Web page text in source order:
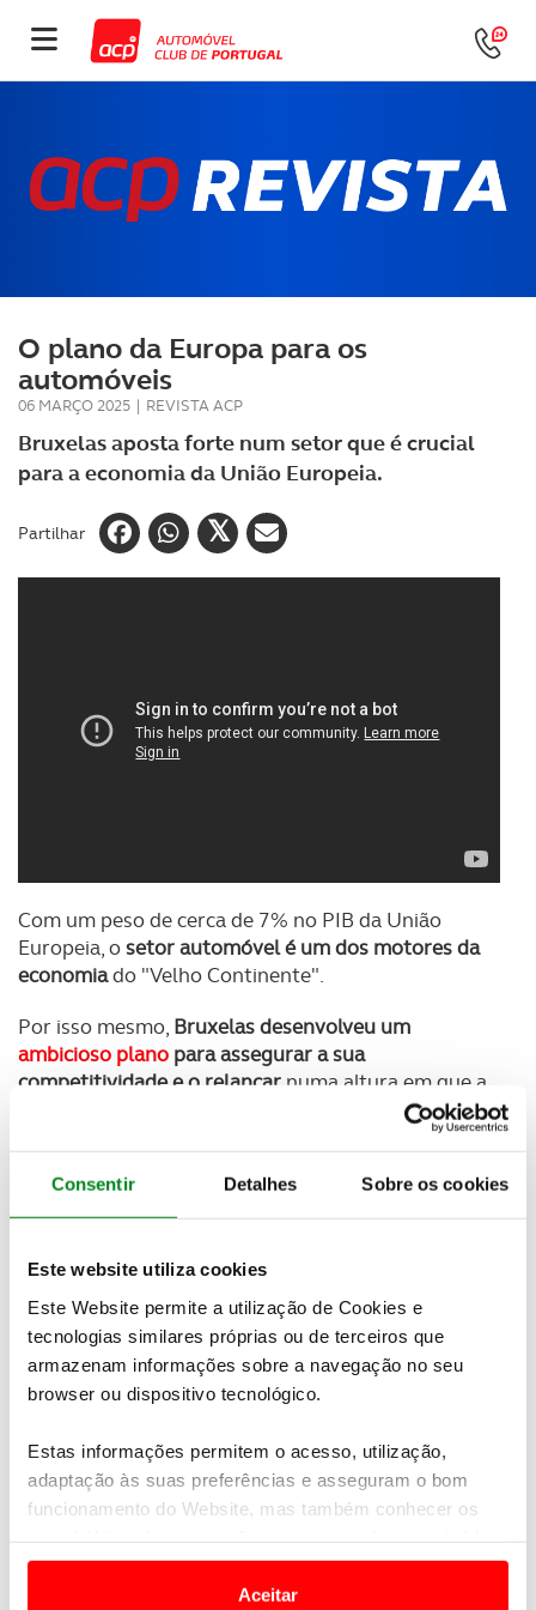
Consentir Detalhes Sobre os cookies
Este website utiliza cookies
Este Website permite a utilização de Cookies e
tecnologias similares próprias ou de terceiros que
armazenam informações sobre a navegação no seu
browser ou dispositivo tecnológico.
Estas informações permitem o acesso, utilização,
adaptação às suas preferências e asseguram o bom
funcionamento do Website, mas também conhecer os
e anúncios de modo a promover produtos e/ou serviços.
Aceitar
O plano da Europa para os
automóveis
06 MARÇO 2025 | REVISTA ACP
Bruxelas aposta forte num setor que é crucial
para a economia da União Europeia.
Partilhar
Com um peso de cerca de 7% no PIB da União
Europeia, osetor automóvel é um dos motores da
economiado "Velho Continente".
Por isso mesmo, Bruxelas desenvolveu um
ambicioso plano para assegurar a sua
competitividade e o relançar numa altura em que a
concorrência chinesa e o protecionismo norte-
Desdeapoios na ordem dos 1,8 mil milhões de
euros para a produção de bateriasaté medidas para
nesta edição as prioridades para o setor que
representa.
Newsletter Revista
do universo ACP.